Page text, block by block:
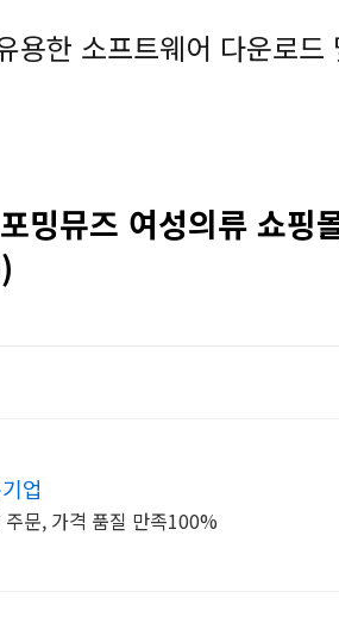
용한 소프트웨어 다운로드
밍뮤즈 여성의류 쇼핑
업
문, 가격 품질 만족100%